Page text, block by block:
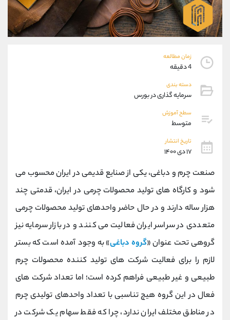
زمان مطالعه
4 دقیقه
دسته بندی
سرمایه گذاری در بورس
سطح آموزش
متوسط
تاریخ انتشار
۱۷ دی ۱۴۰۰
صنعت چرم و دباغی، یکی از صنایع قدیمی در ایران محسوب می
شود و کارگاه های تولید محصولات چرمی در ایران، قدمتی چند
هزار ساله دارند و در حال حاضر واحدهای تولید محصولات چرمی
متعددی در سراسر ایران فعالیت می کنند و در بازار سرمایه نیز
گروهی تحت عنوان «گروه دباغی» به وجود آمده است که بستر
لازم را برای فعالیت شرکت های تولید کننده محصولات چرم
طبیعی و غیر طبیعی فراهم کرده است؛ اما تعداد شرکت های
فعال در این گروه هیچ تناسبی با تعداد واحدهای تولیدی چرم
در مناطق مختلف ایران ندارد، چرا که فقط سهام یک شرکت در
09194198792
واتساپ شروع گفتگو
تلگرام @Armteam_admin_33
پشتیبان فروش
موبایل
واتساپ
داخلی
اطلاعات تماس (دفتر فروش)
تلفن 021-22021030
بدون پیش شماره 90001030
اینستاگرام @alireza.mehrabii
@alirezamehrabi_com